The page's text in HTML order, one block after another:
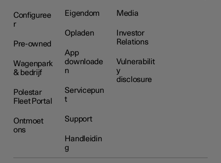
Configuree
r
Pre-owned
Wagenpark
& bedrijf
Polestar
Fleet Portal
Ontmoet
ons
Eigendom
Opladen
App
downloade
n
Servicepun
t
Support
Handleidin
g
Media
Investor
Relations
Vulnerabilit
y
disclosure